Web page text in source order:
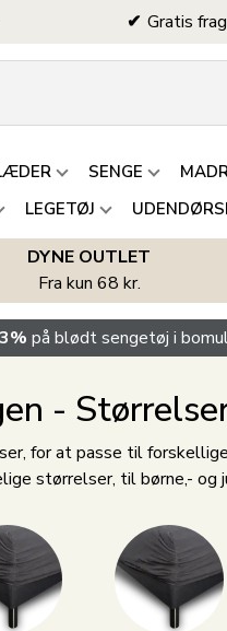
Gratis
SENGE
LEGETØJ
DYNE OUTLET
Fra kun 68 kr.
på blødt sengetøj i
-
for at passe til
størrelser, til børne,-